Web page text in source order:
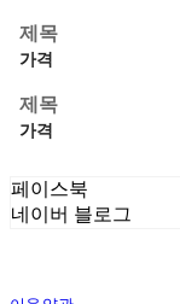
제목
가격
제목
가격
페이스북
네이버 블로그